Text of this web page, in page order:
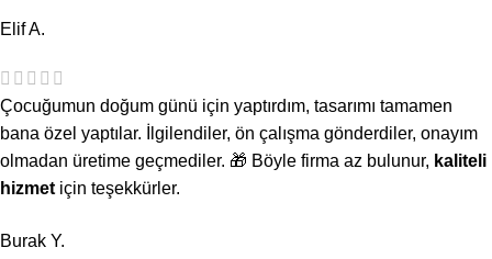
Elif A.
Çocuğumun doğum günü için yaptırdım, tasarımı tamamen
bana özel yaptılar. İlgilendiler, ön çalışma gönderdiler, onayım
olmadan üretime geçmediler. 🎁 Böyle firma az bulunur, kaliteli
hizmet için teşekkürler.
Burak Y.